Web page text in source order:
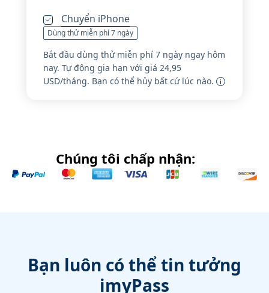
Chuyển iPhone
Dùng thử miễn phí 7 ngày
Bắt đầu dùng thử miễn phí 7 ngày ngay hôm
nay. Tự động gia hạn với giá 24,95
USD/tháng. Bạn có thể hủy bất cứ lúc nào.
Chúng tôi chấp nhận:
Bạn luôn có thể tin tưởng
imyPass